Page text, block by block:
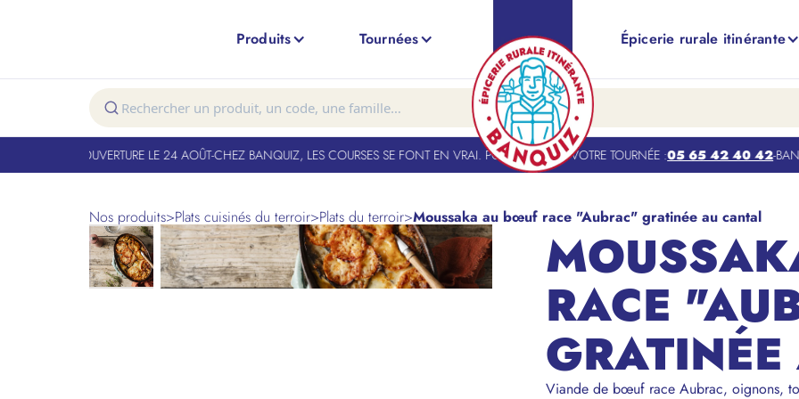
Produits Tournées Épicerie rurale itinérante
FERMÉ. RÉOUVERTURE LE 24 AOÛT-CHEZ BANQUIZ, LES COURSES SE FONT EN VRAI. POUR TROUVER VOTRE TOURNÉE :05 65 42 40 42-
Nos produits>Plats cuisinés du terroir>Plats du terroir>Moussaka au bœuf race "Aubrac" gratinée au cantal
RACE
Viande de bœuf race Aubrac, oignons,